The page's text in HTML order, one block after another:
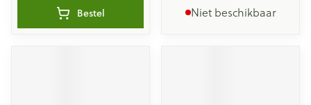
Bestel Niet beschikbaar